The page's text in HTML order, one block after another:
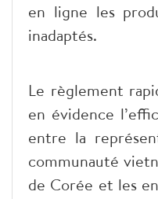
en ligne les
inadaptés.
Le règlement
en évidence
entre la
communauté
de Corée et les